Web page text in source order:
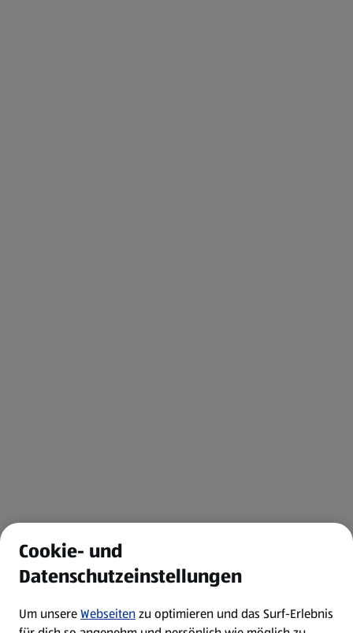
Cookie- und
Datenschutzeinstellungen
Um unsereWebseitenzu optimieren und das Surf-Erlebnis